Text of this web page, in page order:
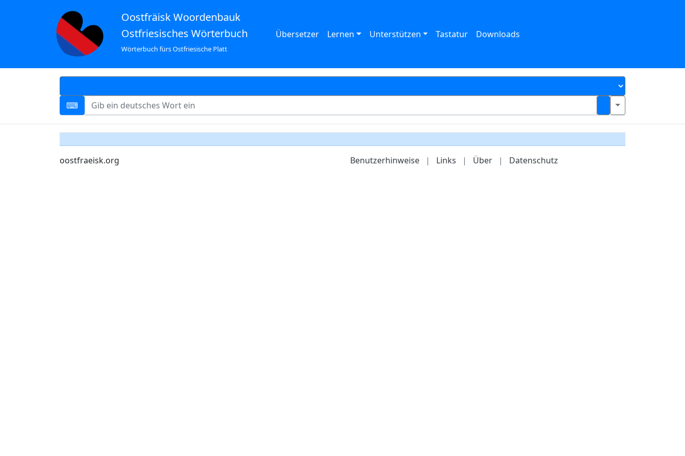
Oostfräisk Woordenbauk
Ostfriesisches Wörterbuch
Wörterbuch fürs Ostfriesische Platt
Übersetzer Lernen Unterstützen Tastatur Downloads
oostfraeisk.org Benutzerhinweise | Links | Über | Datenschutz